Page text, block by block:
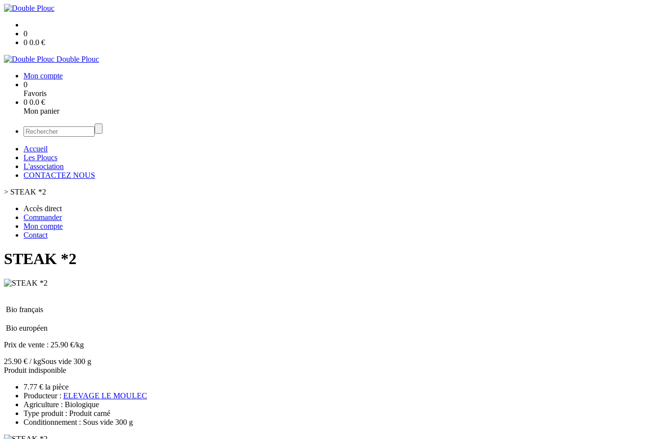
0
0 0.0 €
Double Plouc
Mon compte
0
Favoris
0 0.0 €
Mon panier
Accueil
Les Ploucs
L'association
CONTACTEZ NOUS
> STEAK *2
Accès direct
Commander
Mon compte
Contact
STEAK *2
Bio français
Bio européen
Prix de vente : 25.90 €/kg
25.90 € / kgSous vide 300 g
Produit indisponible
7.77 € la pièce
Producteur : ELEVAGE LE MOULEC
Agriculture : Biologique
Type produit : Produit carné
Conditionnement : Sous vide 300 g